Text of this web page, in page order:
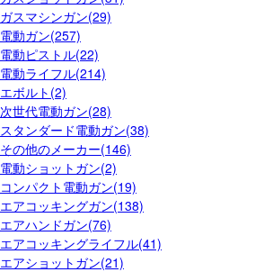
ガスマシンガン(29)
電動ガン(257)
電動ピストル(22)
電動ライフル(214)
エボルト(2)
次世代電動ガン(28)
スタンダード電動ガン(38)
その他のメーカー(146)
電動ショットガン(2)
コンパクト電動ガン(19)
エアコッキングガン(138)
エアハンドガン(76)
エアコッキングライフル(41)
エアショットガン(21)